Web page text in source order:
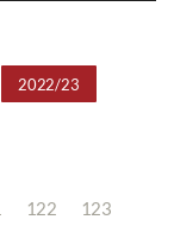
2022/23
122
123